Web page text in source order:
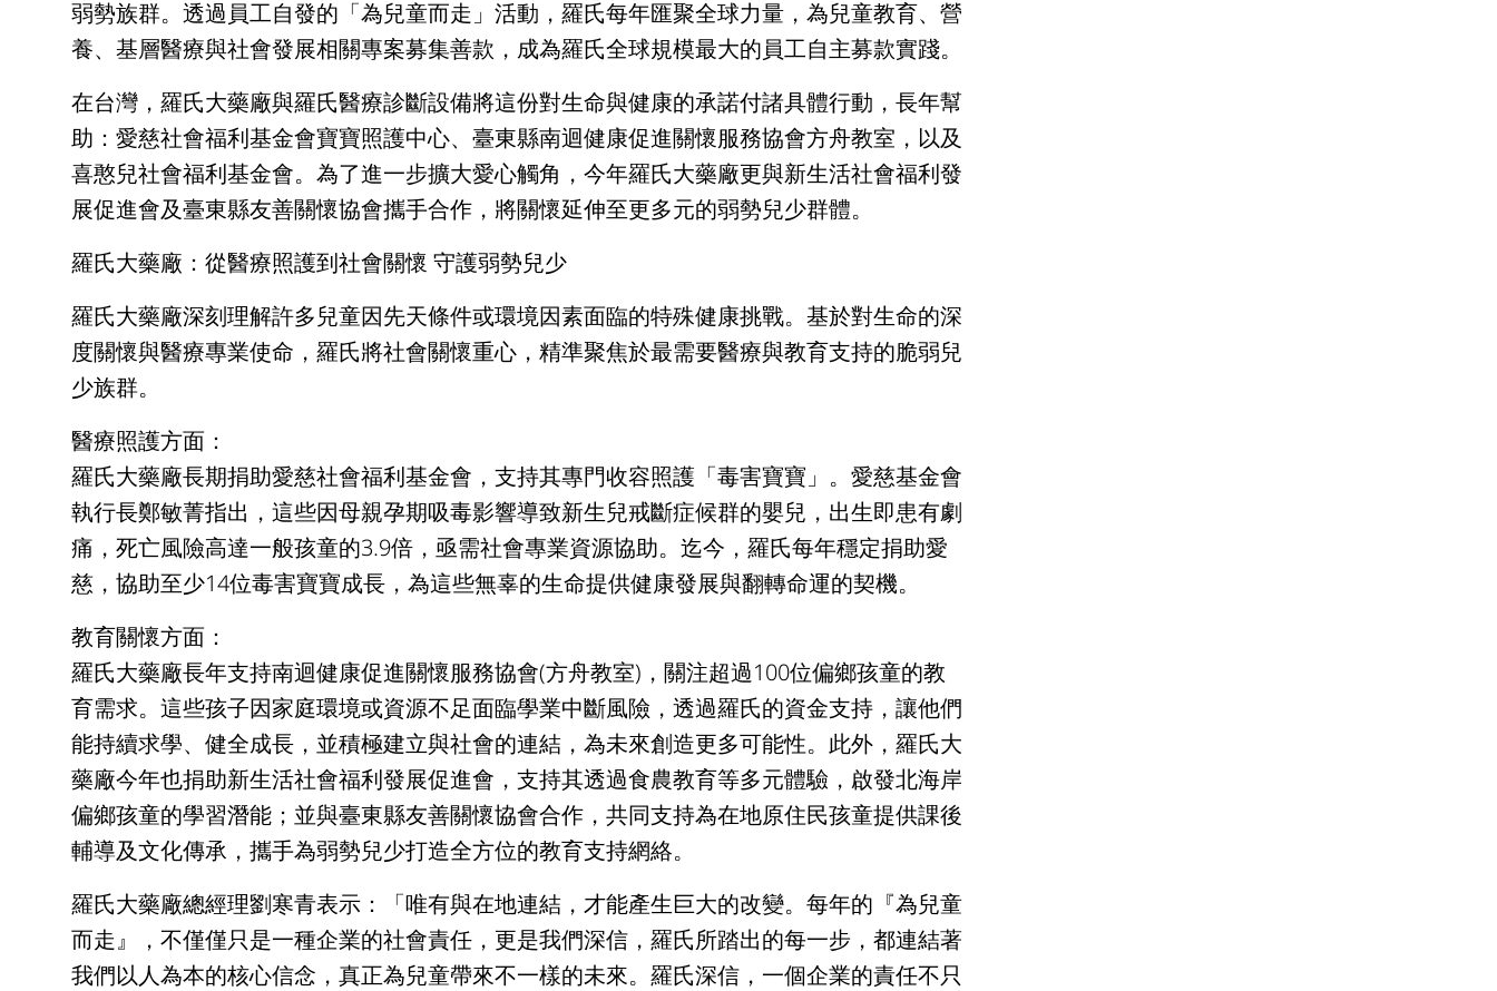
弱勢族群。透過員工自發的「為兒童而走」活動，羅氏每年匯聚全球力量，為兒童教育、營
養、基層醫療與社會發展相關專案募集善款，成為羅氏全球規模最大的員工自主募款實踐。
在台灣，羅氏大藥廠與羅氏醫療診斷設備將這份對生命與健康的承諾付諸具體行動，長年幫
助：愛慈社會福利基金會寶寶照護中心、臺東縣南迴健康促進關懷服務協會方舟教室，以及
喜憨兒社會福利基金會。為了進一步擴大愛心觸角，今年羅氏大藥廠更與新生活社會福利發
展促進會及臺東縣友善關懷協會攜手合作，將關懷延伸至更多元的弱勢兒少群體。
羅氏大藥廠：從醫療照護到社會關懷 守護弱勢兒少
羅氏大藥廠深刻理解許多兒童因先天條件或環境因素面臨的特殊健康挑戰。基於對生命的深
度關懷與醫療專業使命，羅氏將社會關懷重心，精準聚焦於最需要醫療與教育支持的脆弱兒
少族群。
醫療照護方面：
羅氏大藥廠長期捐助愛慈社會福利基金會，支持其專門收容照護「毒害寶寶」。愛慈基金會
執行長鄭敏菁指出，這些因母親孕期吸毒影響導致新生兒戒斷症候群的嬰兒，出生即患有劇
痛，死亡風險高達一般孩童的3.9倍，亟需社會專業資源協助。迄今，羅氏每年穩定捐助愛
慈，協助至少14位毒害寶寶成長，為這些無辜的生命提供健康發展與翻轉命運的契機。
教育關懷方面：
羅氏大藥廠長年支持南迴健康促進關懷服務協會(方舟教室)，關注超過100位偏鄉孩童的教
育需求。這些孩子因家庭環境或資源不足面臨學業中斷風險，透過羅氏的資金支持，讓他們
能持續求學、健全成長，並積極建立與社會的連結，為未來創造更多可能性。此外，羅氏大
藥廠今年也捐助新生活社會福利發展促進會，支持其透過食農教育等多元體驗，啟發北海岸
偏鄉孩童的學習潛能；並與臺東縣友善關懷協會合作，共同支持為在地原住民孩童提供課後
輔導及文化傳承，攜手為弱勢兒少打造全方位的教育支持網絡。
羅氏大藥廠總經理劉寒青表示：「唯有與在地連結，才能產生巨大的改變。每年的『為兒童
而走』，不僅僅只是一種企業的社會責任，更是我們深信，羅氏所踏出的每一步，都連結著
我們以人為本的核心信念，真正為兒童帶來不一樣的未來。羅氏深信，一個企業的責任不只